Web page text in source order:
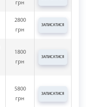
грн
2800
грн
ЗАПИСАТИСЯ
1800
грн
ЗАПИСАТИСЯ
5800
грн
ЗАПИСАТИСЯ